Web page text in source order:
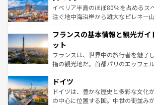
景など、自然景観も見逃せない。観
ピザやパスタなど、絶品のイタリア
ませてくれるイタリアで、忘れられ
なお、新着のイタリア情報は
しい。
イベリア半島のほぼ80％を占めるス
注ぐ地中海沿岸から雄大なピレネー
文化が根付くこの国では、情熱的な
れる闘牛、そして美味しいタパスが
る。首都マドリードの洗練された雰
アートに溢れた街角から、地方では
せる。地方によって風土や気候が異
性で訪れる人を魅
ンテンツ一覧を参照してほしい。
フランスの基本情報と観光ガイ
ット
フランスは、世界中の旅行者を魅了
指の観光地だ。首都パリのエッフェ
で、幅広い魅力が詰まっている。華
聖堂、美しいビーチ、そして豊かな
から魅了する。また、フランスは美
ドイツ
ドイツは、豊かな歴史と多彩な文化
の中心に位置する国。中世の街並み